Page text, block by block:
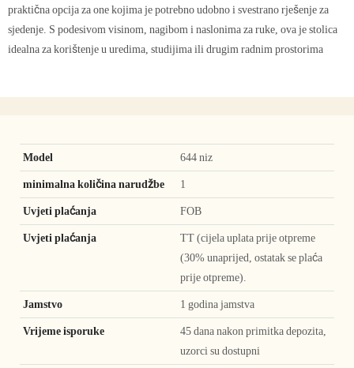
praktična opcija za one kojima je potrebno udobno i svestrano rješenje za
sjedenje. S podesivom visinom, nagibom i naslonima za ruke, ova je stolica
idealna za korištenje u uredima, studijima ili drugim radnim prostorima
Model 644 niz
minimalna količina narudžbe 1
Uvjeti plaćanja FOB
Uvjeti plaćanja
TT (cijela uplata prije otpreme
(30% unaprijed, ostatak se plaća
prije otpreme).
Jamstvo 1 godina jamstva
Vrijeme isporuke
45 dana nakon primitka depozita,
uzorci su dostupni